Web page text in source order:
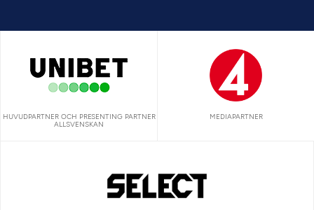
HUVUDPARTNER OCH PRESENTING PARTNER
ALLSVENSKAN
MEDIAPARTNER